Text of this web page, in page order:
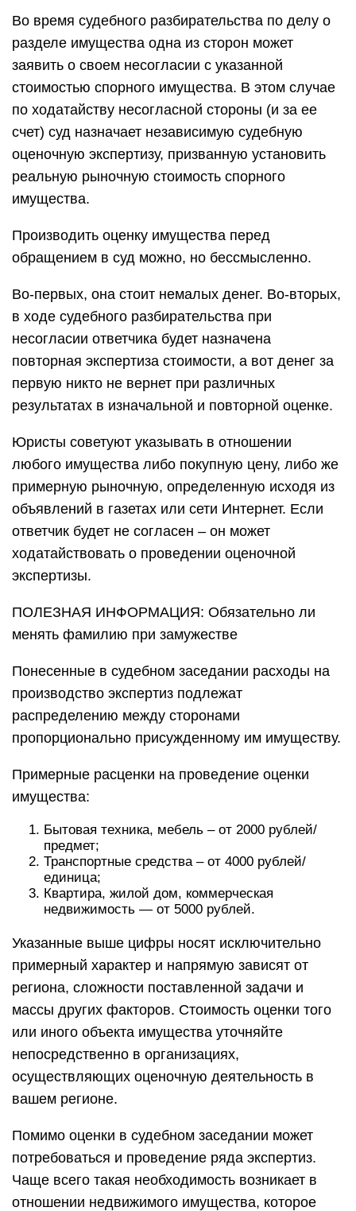
Во время судебного разбирательства по делу о
разделе имущества одна из сторон может
заявить о своем несогласии с указанной
стоимостью спорного имущества. В этом случае
по ходатайству несогласной стороны (и за ее
счет) суд назначает независимую судебную
оценочную экспертизу, призванную установить
реальную рыночную стоимость спорного
имущества.
Производить оценку имущества перед
обращением в суд можно, но бессмысленно.
Во-первых, она стоит немалых денег. Во-вторых,
в ходе судебного разбирательства при
несогласии ответчика будет назначена
повторная экспертиза стоимости, а вот денег за
первую никто не вернет при различных
результатах в изначальной и повторной оценке.
Юристы советуют указывать в отношении
любого имущества либо покупную цену, либо же
примерную рыночную, определенную исходя из
объявлений в газетах или сети Интернет. Если
ответчик будет не согласен – он может
ходатайствовать о проведении оценочной
экспертизы.
ПОЛЕЗНАЯ ИНФОРМАЦИЯ: Обязательно ли
менять фамилию при замужестве
Понесенные в судебном заседании расходы на
производство экспертиз подлежат
распределению между сторонами
пропорционально присужденному им имуществу.
Примерные расценки на проведение оценки
имущества:
Бытовая техника, мебель – от 2000 рублей/
предмет;
Транспортные средства – от 4000 рублей/
единица;
Квартира, жилой дом, коммерческая
недвижимость — от 5000 рублей.
Указанные выше цифры носят исключительно
примерный характер и напрямую зависят от
региона, сложности поставленной задачи и
массы других факторов. Стоимость оценки того
или иного объекта имущества уточняйте
непосредственно в организациях,
осуществляющих оценочную деятельность в
вашем регионе.
Помимо оценки в судебном заседании может
потребоваться и проведение ряда экспертиз.
Чаще всего такая необходимость возникает в
отношении недвижимого имущества, которое